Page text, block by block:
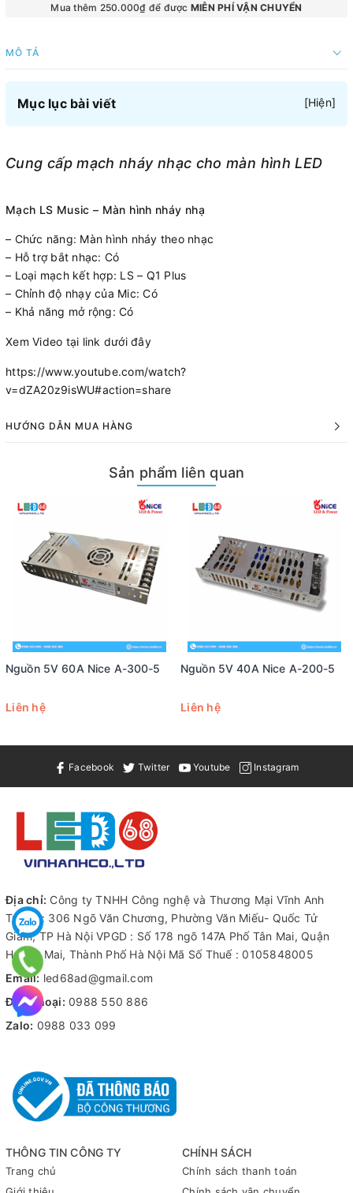
Mua thêm 250.000₫ để được MIỄN PHÍ VẬN CHUYỂN
MÔ TẢ
Mục lục bài viết [Hiện]
Cung cấp mạch nháy nhạc cho màn hình LED
Mạch LS Music – Màn hình nháy nhạ
– Chức năng: Màn hình nháy theo nhạc
– Hỗ trợ bắt nhạc: Có
– Loại mạch kết hợp: LS – Q1 Plus
– Chỉnh độ nhạy của Mic: Có
– Khả năng mở rộng: Có
Xem Video tại link dưới đây
https://www.youtube.com/watch?
v=dZA20z9isWU#action=share
HƯỚNG DẪN MUA HÀNG
Sản phẩm liên quan
Nguồn 5V 60A Nice A-300-5
Liên hệ
Nguồn 5V 40A Nice A-200-5
Liên hệ
Facebook Twitter Youtube Instagram
THÔNG TIN CÔNG TY
Trang chủ
CHÍNH SÁCH
Chính sách thanh toán
Địa chỉ: Công ty TNHH Công nghệ và Thương Mại Vĩnh Anh
Trụ sở : 306 Ngõ Văn Chương, Phường Văn Miếu- Quốc Tử
Giám, TP Hà Nội VPGD : Số 178 ngõ 147A Phố Tân Mai, Quận
Hoàng Mai, Thành Phố Hà Nội Mã Số Thuế : 0105848005
Email: led68ad@gmail.com
Điện thoại: 0988 550 886
Zalo: 0988 033 099